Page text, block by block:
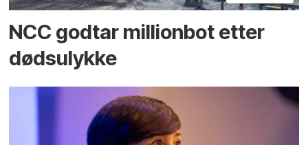
NCC godtar millionbot etter
dødsulykke